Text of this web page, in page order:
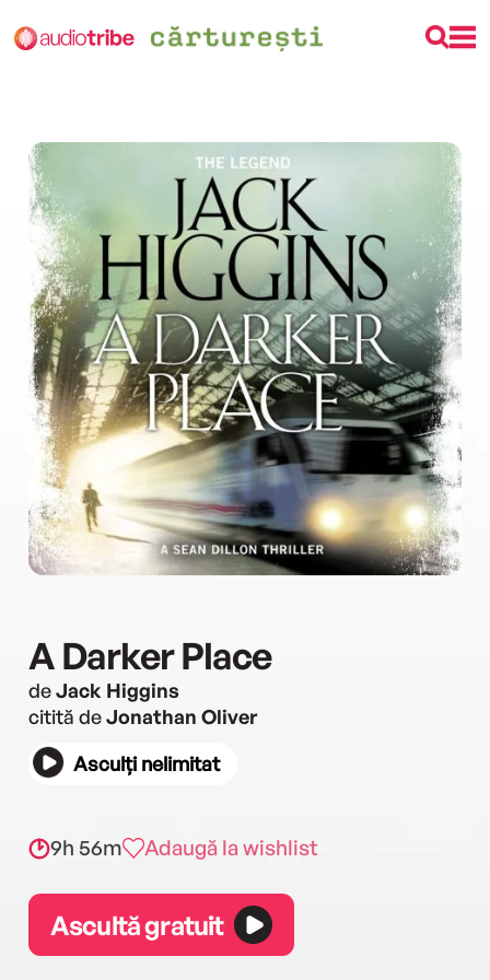
A Darker Place
deJack Higgins
citită deJonathan Oliver
Asculți nelimitat
9h 56m Adaugă la wishlist
Ascultă gratuit